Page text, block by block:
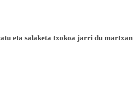
eta salaketa txokoa jarri du martxan